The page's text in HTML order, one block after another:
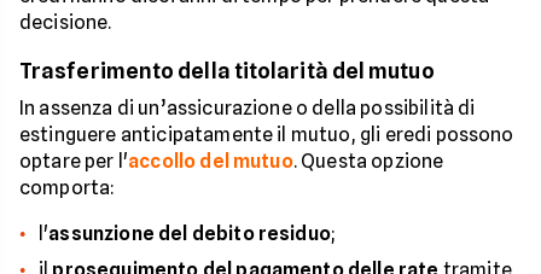
decisione.
Trasferimento della titolarità del mutuo
In assenza di un’assicurazione o della possibilità di
estinguere anticipatamente il mutuo, gli eredi possono
optare per l'accollo del mutuo. Questa opzione
comporta:
l'assunzione del debito residuo;